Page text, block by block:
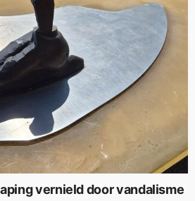
vernield door vandalisme